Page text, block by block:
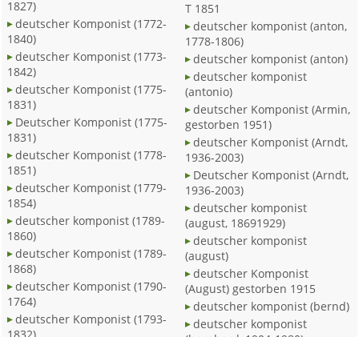
1827)
deutscher Komponist (1772-
1840)
deutscher Komponist (1773-
1842)
deutscher Komponist (1775-
1831)
Deutscher Komponist (1775-
1831)
deutscher Komponist (1778-
1851)
deutscher Komponist (1779-
1854)
deutscher komponist (1789-
1860)
deutscher Komponist (1789-
1868)
deutscher Komponist (1790-
1764)
deutscher Komponist (1793-
T 1851
deutscher komponist (anton,
1778-1806)
deutscher komponist (anton)
deutscher komponist
(antonio)
deutscher Komponist (Armin,
gestorben 1951)
deutscher Komponist (Arndt,
1936-2003)
Deutscher Komponist (Arndt,
1936-2003)
deutscher komponist
(august, 18691929)
deutscher komponist
(august)
deutscher Komponist
(August) gestorben 1915
deutscher komponist (bernd)
deutscher komponist